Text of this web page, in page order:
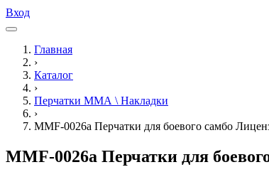
Вход
Главная
›
Каталог
›
Перчатки ММА \ Накладки
›
MMF-0026a Перчатки для боевого самбо
MMF-0026a Перчатки для